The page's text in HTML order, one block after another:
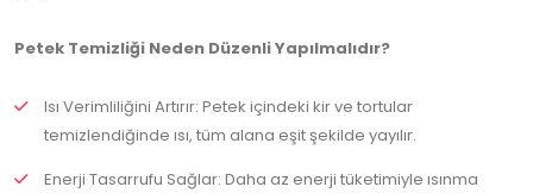
Petek Temizliği Neden Düzenli Yapılmalıdır?
Isı Verimliliğini Artırır: Petek içindeki kir ve tortular
temizlendiğinde ısı, tüm alana eşit şekilde yayılır.
Enerji Tasarrufu Sağlar: Daha az enerji tüketimiyle ısınma